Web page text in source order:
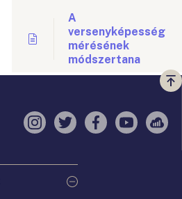
A
versenyképesség
mérésének
módszertana
a
Instagram
TwitterFacebook
YouTube